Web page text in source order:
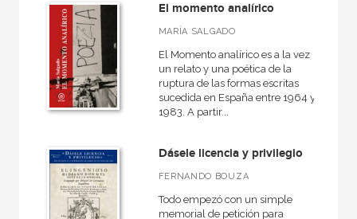
NUESTRAS COLECCIONES
50 Aniversario
Anverso
Arealonga - Letras galegas
Arte y estética
Básica de bolsillo
El momento analírico
MARÍA SALGADO
El Momento analírico es a la vez
un relato y una poética de la
ruptura de las formas escritas
sucedida en España entre 1964 y
1983. A partir...
Dásele licencia y privilegio
FERNANDO BOUZA
Todo empezó con un simple
memorial de petición para